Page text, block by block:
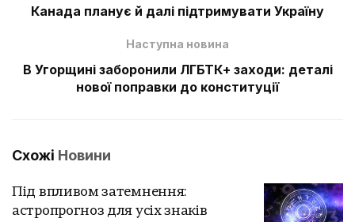
Канада планує й далі підтримувати Україну
Наступна новина
В Угорщині заборонили ЛГБТК+ заходи: деталі
нової поправки до конституції
Схожі Новини
Під впливом затемнення:
астропрогноз для усіх знаків